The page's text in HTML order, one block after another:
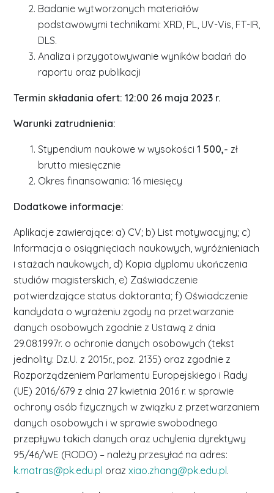
Badanie wytworzonych materiałów
podstawowymi technikami: XRD, PL, UV-Vis, FT-IR,
DLS.
Analiza i przygotowywanie wyników badań do
raportu oraz publikacji
Termin składania ofert: 12:00 26 maja 2023 r.
Warunki zatrudnienia:
Stypendium naukowe w wysokości1 500,- zł
brutto miesięcznie
Okres finansowania: 16 miesięcy
Dodatkowe informacje:
Aplikacje zawierające: a) CV; b) List motywacyjny; c)
Informacja o osiągnięciach naukowych, wyróżnieniach
i stażach naukowych, d) Kopia dyplomu ukończenia
studiów magisterskich, e) Zaświadczenie
potwierdzające status doktoranta; f) Oświadczenie
kandydata o wyrażeniu zgody na przetwarzanie
danych osobowych zgodnie z Ustawą z dnia
29.08.1997r. o ochronie danych osobowych (tekst
jednolity: Dz.U. z 2015r., poz. 2135) oraz zgodnie z
Rozporządzeniem Parlamentu Europejskiego i Rady
(UE) 2016/679 z dnia 27 kwietnia 2016 r. w sprawie
ochrony osób fizycznych w związku z przetwarzaniem
danych osobowych i w sprawie swobodnego
przepływu takich danych oraz uchylenia dyrektywy
95/46/WE (RODO) – należy przesyłać na adres:
k.matras@pk.edu.pl orazxiao.zhang@pk.edu.pl.